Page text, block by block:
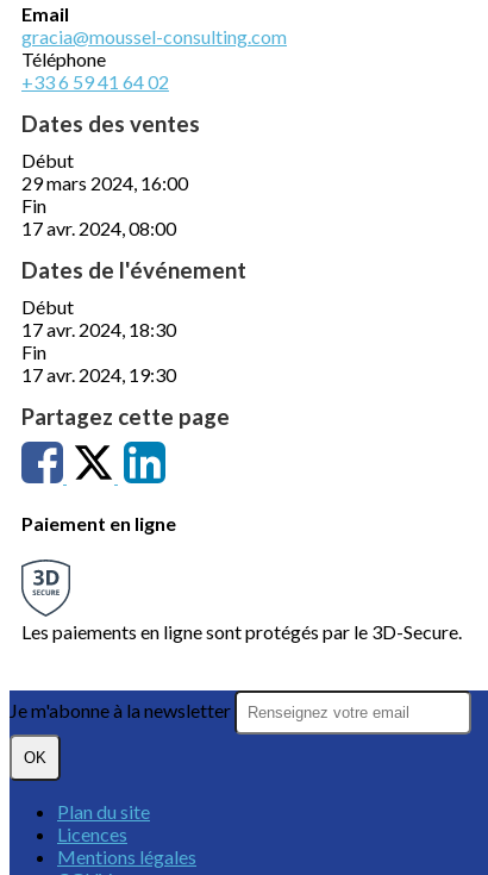
Email
gracia@moussel-consulting.com
Téléphone
+33 6 59 41 64 02
Dates des ventes
Début
29 mars 2024, 16:00
Fin
17 avr. 2024, 08:00
Dates de l'événement
Début
17 avr. 2024, 18:30
Fin
17 avr. 2024, 19:30
Partagez cette page
Paiement en ligne
Les paiements en ligne sont protégés par le 3D-Secure.
Je m'abonne à la newsletter
OK
Plan du site
Licences
Mentions légales